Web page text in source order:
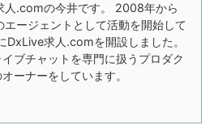
人.comの今井です。 2008年から
エージェントとして活動を開始して
DxLive求人.comを開設しました。
ブチャットを専門に扱うプロダク
ーナーをしています。